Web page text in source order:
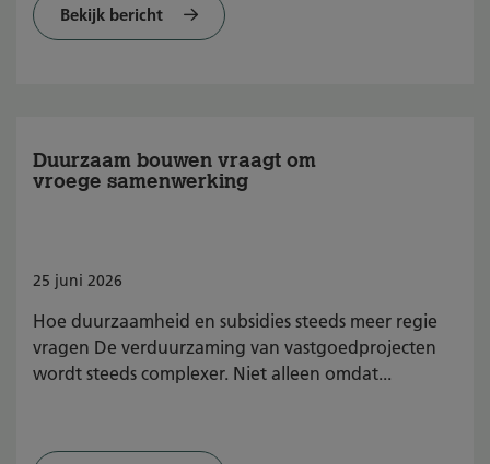
Bekijk bericht
Duurzaam bouwen vraagt om
vroege samenwerking
25 juni 2026
Hoe duurzaamheid en subsidies steeds meer regie
vragen De verduurzaming van vastgoedprojecten
wordt steeds complexer. Niet alleen omdat...